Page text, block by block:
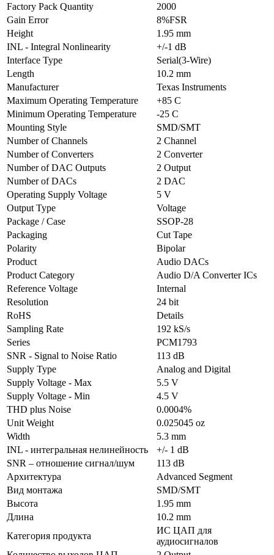
Factory Pack Quantity
2000
Gain Error
8%FSR
Height
1.95 mm
INL - Integral Nonlinearity
+/-1 dB
Interface Type
Serial(3-Wire)
Length
10.2 mm
Manufacturer
Texas Instruments
Maximum Operating Temperature
+85 C
Minimum Operating Temperature
-25 C
Mounting Style
SMD/SMT
Number of Channels
2 Channel
Number of Converters
2 Converter
Number of DAC Outputs
2 Output
Number of DACs
2 DAC
Operating Supply Voltage
5 V
Output Type
Voltage
Package / Case
SSOP-28
Packaging
Cut Tape
Polarity
Bipolar
Product
Audio DACs
Product Category
Audio D/A Converter ICs
Reference Voltage
Internal
Resolution
24 bit
RoHS
Details
Sampling Rate
192 kS/s
Series
PCM1793
SNR - Signal to Noise Ratio
113 dB
Supply Type
Analog and Digital
Supply Voltage - Max
5.5 V
Supply Voltage - Min
4.5 V
THD plus Noise
0.0004%
Unit Weight
0.025045 oz
Width
5.3 mm
INL - интегральная нелинейность
+/- 1 dB
SNR – отношение сигнал/шум
113 dB
Архитектура
Advanced Segment
Вид монтажа
SMD/SMT
Высота
1.95 mm
Длина
10.2 mm
Категория продукта
ИС ЦАП для
аудиосигналов